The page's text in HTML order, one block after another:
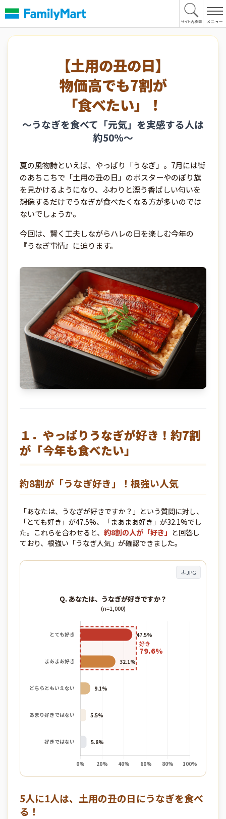
文
へ
【土用の丑の日】
物価高でも7割が
「食べたい」！
～うなぎを食べて「元気」を実感する人は
約50%～
夏の風物詩といえば、やっぱり「うなぎ」。7月には街
のあちこちで「土用の丑の日」のポスターやのぼり旗
を見かけるようになり、ふわりと漂う香ばしい匂いを
想像するだけでうなぎが食べたくなる方が多いのでは
ないでしょうか。
今回は、賢く工夫しながらハレの日を楽しむ今年の
『うなぎ事情』に迫ります。
１．やっぱりうなぎが好き！約7割
が「今年も食べたい」
約8割が「うなぎ好き」！根強い人気
「あなたは、うなぎが好きですか？」という質問に対し、
「とても好き」が47.5%、「まあまあ好き」が32.1%でし
た。これらを合わせると、 約8割の人が「好き」 と回答し
ており、根強い「うなぎ人気」が確認できました。
JPG
Q. あなたは、うなぎが好きですか？
(n=1,000)
5人に1人は、土用の丑の日にうなぎを食べ
る！